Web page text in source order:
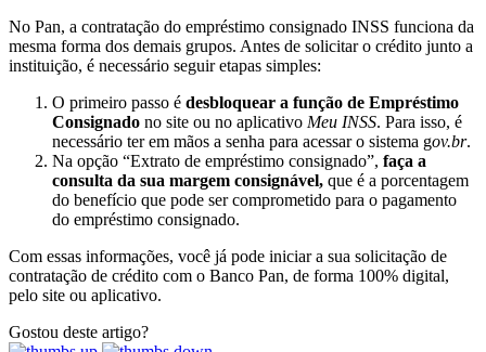
No Pan, a contratação do empréstimo consignado INSS funciona da
mesma forma dos demais grupos. Antes de solicitar o crédito junto a
instituição, é necessário seguir etapas simples:
O primeiro passo é desbloquear a função de Empréstimo
Consignado no site ou no aplicativo Meu INSS. Para isso, é
necessário ter em mãos a senha para acessar o sistema gov.br.
Na opção “Extrato de empréstimo consignado”, faça a
consulta da sua margem consignável, que é a porcentagem
do benefício que pode ser comprometido para o pagamento
do empréstimo consignado.
Com essas informações, você já pode iniciar a sua solicitação de
contratação de crédito com o Banco Pan, de forma 100% digital,
pelo site ou aplicativo.
Gostou deste artigo?